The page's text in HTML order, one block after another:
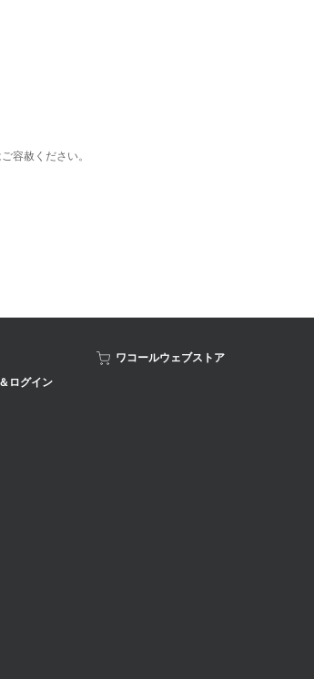
容赦ください。
ログイン
ワコールウェブストア